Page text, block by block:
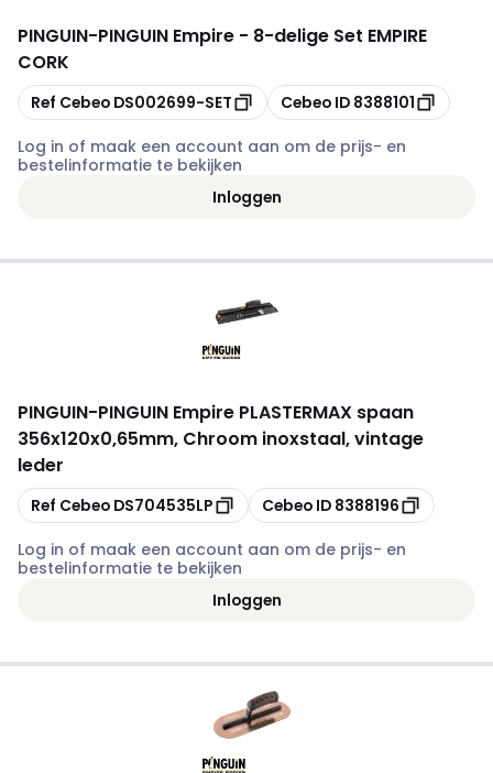
PINGUIN-PINGUIN Empire - 8-delige Set EMPIRE
CORK
Kopiëren
Ref Cebeo DS002699-SET Kopiëren
Cebeo ID 8388101
Log in of maak een account aan om de prijs- en
bestelinformatie te bekijken
Inloggen
PINGUIN-PINGUIN Empire PLASTERMAX spaan
356x120x0,65mm, Chroom inoxstaal, vintage
leder
Kopiëren
Ref Cebeo DS704535LP Kopiëren
Cebeo ID 8388196
Log in of maak een account aan om de prijs- en
bestelinformatie te bekijken
Inloggen